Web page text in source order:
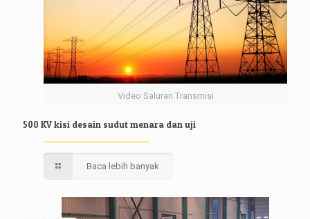
Video Saluran Transmisi
500 KV kisi desain sudut menara dan uji
Baca lebih banyak